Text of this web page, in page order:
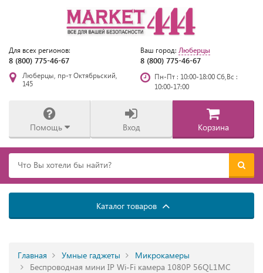
Для всех регионов:
8 (800) 775-46-67
Ваш город: Люберцы
8 (800) 775-46-67
Люберцы, пр-т Октябрьский,
145
Пн-Пт : 10:00-18:00 Сб,Вс :
10:00-17:00
Помощь Вход Корзина
Каталог товаров
Главная Умные гаджеты
Микрокамеры
Беспроводная мини IP Wi-Fi камера 1080P 56QL1MC